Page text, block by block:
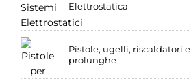
Elettrostatica
Pistole, ugelli, riscaldatori e
prolunghe